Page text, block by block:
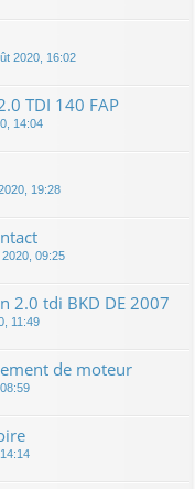
2020, 16:02
TDI 140 FAP
14:04
19:28
09:25
2.0 tdi BKD DE 2007
11:49
de moteur